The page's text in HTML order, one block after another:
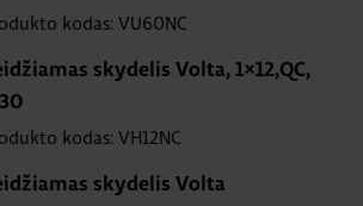
kodas: VU60NC
skydelis Volta, 1×12,QC,
kodas: VH12NC
skydelis Volta